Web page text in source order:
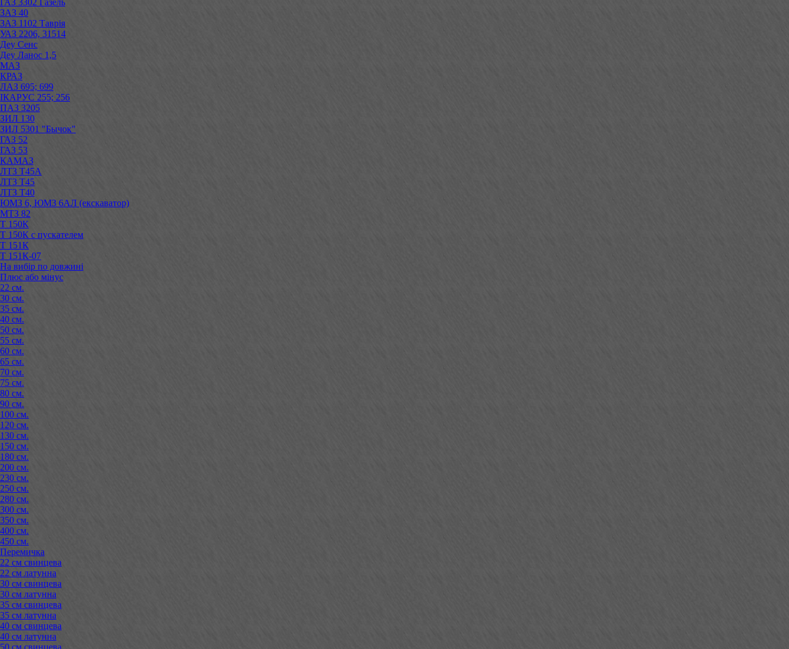
ГАЗ 3302 Газель
ЗАЗ 40
ЗАЗ 1102 Таврія
УАЗ 2206, 31514
Деу Сенс
Деу Ланос 1,5
МАЗ
КРАЗ
ЛАЗ 695; 699
ІКАРУС 255; 256
ПАЗ 3205
ЗИЛ 130
ЗИЛ 5301 "Бычок"
ГАЗ 52
ГАЗ 53
КАМАЗ
ЛТЗ Т45А
ЛТЗ Т45
ЛТЗ Т40
ЮМЗ 6, ЮМЗ 6АЛ (екскаватор)
МТЗ 82
Т 150К
Т 150К с пускателем
Т 151К
Т 151К-07
На вибір по довжині
Плюс або мінус
22 см.
30 см.
35 см.
40 см.
50 см.
55 см.
60 см.
65 см.
70 см.
75 см.
80 см.
90 см.
100 см.
120 см.
130 см.
150 см.
180 см.
200 см.
230 см.
250 см.
280 см.
300 см.
350 см.
400 см.
450 см.
Перемичка
22 см свинцева
22 см латунна
30 см свинцева
30 см латунна
35 см свинцева
35 см латунна
40 см свинцева
40 см латунна